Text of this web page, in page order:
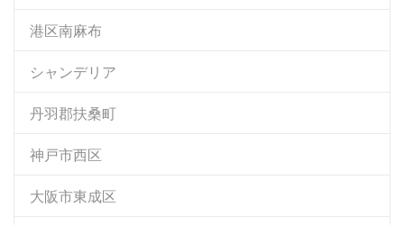
港区南麻布
シャンデリア
丹羽郡扶桑町
神戸市西区
大阪市東成区